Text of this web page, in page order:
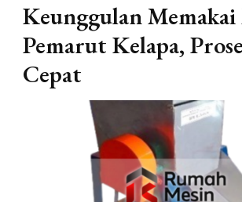
Keunggulan Memakai
Pemarut Kelapa,
Cepat